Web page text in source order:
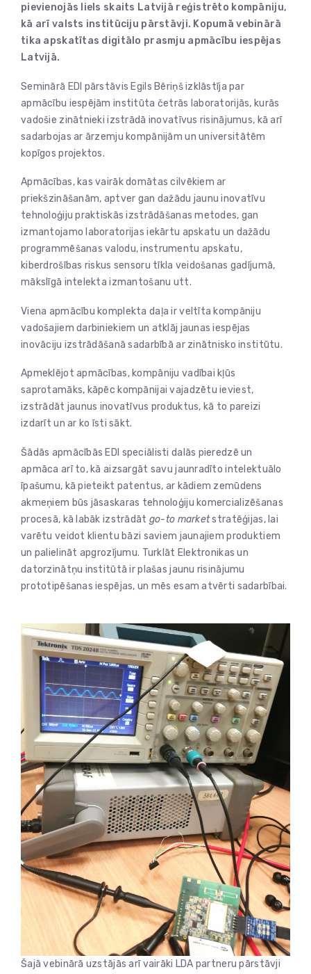
pievienojās liels skaits Latvijā reģistrēto kompāniju,
kā arī valsts institūciju pārstāvji. Kopumā vebinārā
tika apskatītas digitālo prasmju apmācību iespējas
Latvijā.
Seminārā EDI pārstāvis Egils Bēriņš izklāstīja par
apmācību iespējām institūta četrās laboratorijās, kurās
vadošie zinātnieki izstrādā inovatīvus risinājumus, kā arī
sadarbojas ar ārzemju kompānijām un universitātēm
kopīgos projektos.
Apmācības, kas vairāk domātas cilvēkiem ar
priekšzināšanām, aptver gan dažādu jaunu inovatīvu
tehnoloģiju praktiskās izstrādāšanas metodes, gan
izmantojamo laboratorijas iekārtu apskatu un dažādu
programmēšanas valodu, instrumentu apskatu,
kiberdrošības riskus sensoru tīkla veidošanas gadījumā,
mākslīgā intelekta izmantošanu utt.
Viena apmācību komplekta daļa ir veltīta kompāniju
vadošajiem darbiniekiem un atklāj jaunas iespējas
inovāciju izstrādāšanā sadarbībā ar zinātnisko institūtu.
Apmeklējot apmācības, kompāniju vadībai kļūs
saprotamāks, kāpēc kompānijai vajadzētu ieviest,
izstrādāt jaunus inovatīvus produktus, kā to pareizi
izdarīt un ar ko īsti sākt.
Šādās apmācībās EDI speciālisti dalās pieredzē un
apmāca arī to, kā aizsargāt savu jaunradīto intelektuālo
īpašumu, kā pieteikt patentus, ar kādiem zemūdens
akmeņiem būs jāsaskaras tehnoloģiju komercializēšanas
procesā, kā labāk izstrādāt go-to marketstratēģijas, lai
varētu veidot klientu bāzi saviem jaunajiem produktiem
un palielināt apgrozījumu. Turklāt Elektronikas un
datorzinātņu institūtā ir plašas jaunu risinājumu
prototipēšanas iespējas, un mēs esam atvērti sadarbībai.
Šajā vebinārā uzstājās arī vairāki LDA partneru pārstāvji